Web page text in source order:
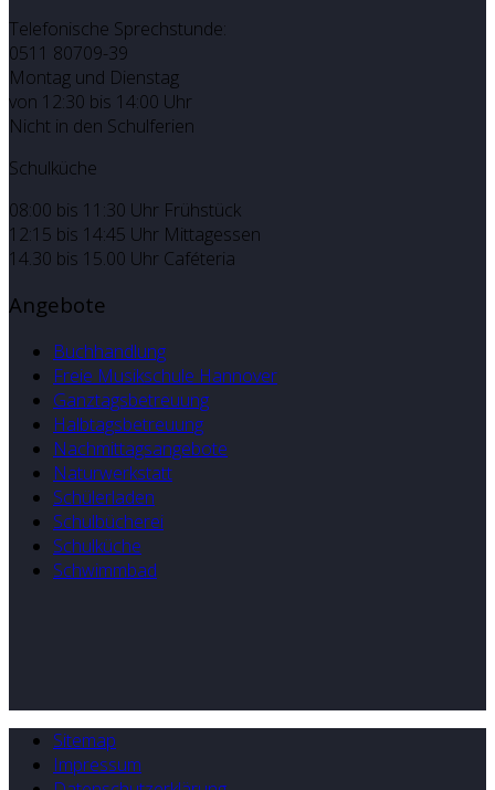
Telefonische Sprechstunde:
0511 80709-39
Montag und Dienstag
von 12:30 bis 14:00 Uhr
Nicht in den Schulferien
Schulküche
08:00 bis 11:30 Uhr Frühstück
12:15 bis 14:45 Uhr Mittagessen
14.30 bis 15.00 Uhr Caféteria
Angebote
Buchhandlung
Freie Musikschule Hannover
Ganztagsbetreuung
Halbtagsbetreuung
Nachmittagsangebote
Naturwerkstatt
Schülerladen
Schulbücherei
Schulküche
Schwimmbad
Sitemap
Impressum